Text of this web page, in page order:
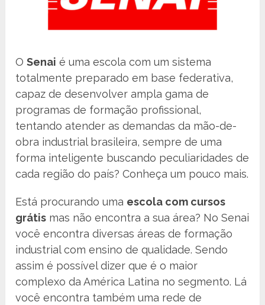
OSenai é uma escola com um sistema
totalmente preparado em base federativa,
capaz de desenvolver ampla gama de
programas de formação profissional,
tentando atender as demandas da mão-de-
obra industrial brasileira, sempre de uma
forma inteligente buscando peculiaridades de
cada região do país? Conheça um pouco mais.
Está procurando uma escola com cursos
grátis mas não encontra a sua área? No Senai
você encontra diversas áreas de formação
industrial com ensino de qualidade. Sendo
assim é possível dizer que é o maior
complexo da América Latina no segmento. Lá
você encontra também uma rede de